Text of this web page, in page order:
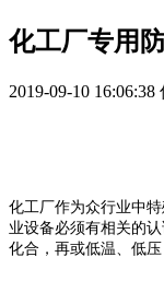
化工厂专用
2019-09-10 16:06:38
化工厂作为众行业中
业设备必须有相关的
化合，再或低温、低